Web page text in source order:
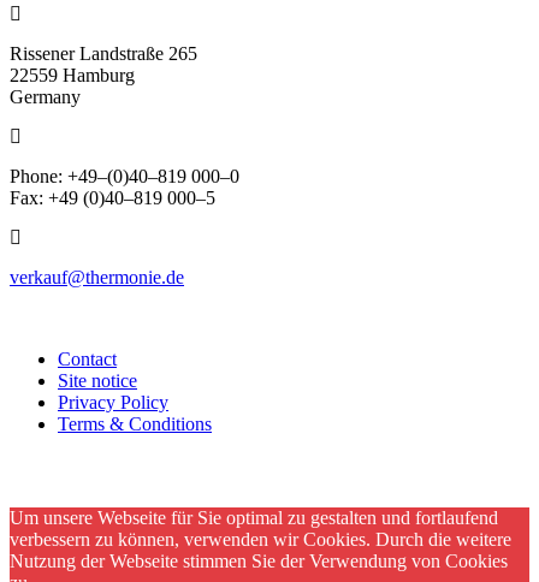
Rissener Landstraße 265
22559 Hamburg
Germany
Phone: +49–(0)40–819 000–0
Fax: +49 (0)40–819 000–5
verkauf@thermonie.de
Contact
Site notice
Privacy Policy
Terms & Conditions
Um unsere Webseite für Sie optimal zu gestalten und fortlaufend
verbessern zu können, verwenden wir Cookies. Durch die weitere
Nutzung der Webseite stimmen Sie der Verwendung von Cookies